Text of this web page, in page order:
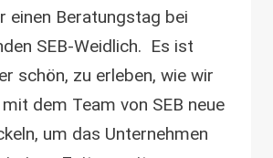
einen Beratungstag bei
SEB-Weidlich. Es ist
schön, zu erleben, wie wir
dem Team von SEB neue
um das Unternehmen